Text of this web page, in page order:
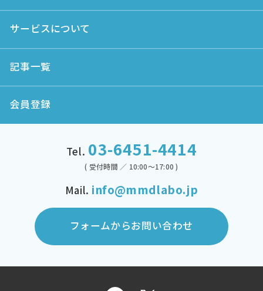
サービスについて
記事一覧
会員登録
Tel. 03-6451-4414
( 受付時間 ／ 10:00～17:00 )
Mail. info@mmdlabo.jp
フォームからお問い合わせ